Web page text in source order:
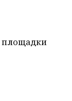
площадки